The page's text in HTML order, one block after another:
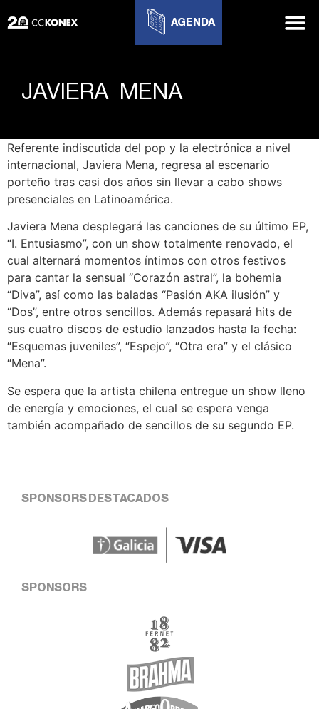
AGENDA
JAVIERA MENA
Referente indiscutida del pop y la electrónica a nivel
internacional, Javiera Mena, regresa al escenario
porteño tras casi dos años sin llevar a cabo shows
presenciales en Latinoamérica.
Javiera Mena desplegará las canciones de su último EP,
“I. Entusiasmo”, con un show totalmente renovado, el
cual alternará momentos íntimos con otros festivos
para cantar la sensual “Corazón astral”, la bohemia
“Diva”, así como las baladas “Pasión AKA ilusión” y
“Dos”, entre otros sencillos. Además repasará hits de
sus cuatro discos de estudio lanzados hasta la fecha:
“Esquemas juveniles”, “Espejo”, “Otra era” y el clásico
“Mena”.
Se espera que la artista chilena entregue un show lleno
de energía y emociones, el cual se espera venga
también acompañado de sencillos de su segundo EP.
SPONSORS DESTACADOS
SPONSORS